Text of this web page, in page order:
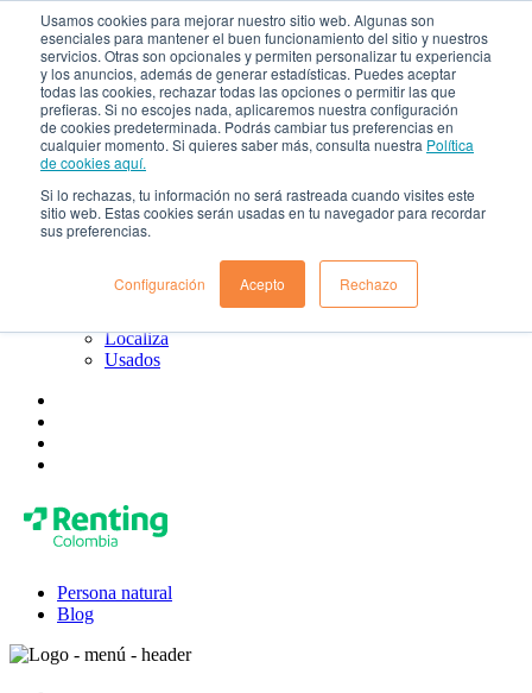
Usamos cookies para mejorar nuestro sitio web. Algunas son
esenciales para mantener el buen funcionamiento del sitio y nuestros
servicios. Otras son opcionales y permiten personalizar tu experiencia
y los anuncios, además de generar estadísticas. Puedes aceptar
todas las cookies, rechazar todas las opciones o permitir las que
prefieras. Si no escojes nada, aplicaremos nuestra configuración
de cookies predeterminada. Podrás cambiar tus preferencias en
cualquier momento. Si quieres saber más, consulta nuestra Política
de cookies aquí.
Si lo rechazas, tu información no será rastreada cuando visites este
sitio web. Estas cookies serán usadas en tu navegador para recordar
sus preferencias.
Configuración Acepto Rechazo
¿Qué es el renting?
Blog
Todo sobre Renting Colombia
Blog de Localiza
Blog de Usados
Contacto
Renting Colombia
Localiza
Usados
¿Quiénes somos?
Preguntas frecuentes
Localiza
Usados
Persona natural
Blog